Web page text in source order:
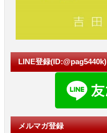
LINE登録(ID:@pag5440k)
メルマガ登録